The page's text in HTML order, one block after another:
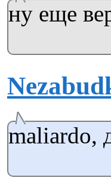
ну еще
maliardo,